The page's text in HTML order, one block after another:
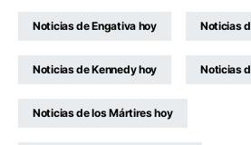
Noticias de Engativa hoy Noticias
Noticias de Kennedy hoy Noticias
Noticias de los Mártires hoy